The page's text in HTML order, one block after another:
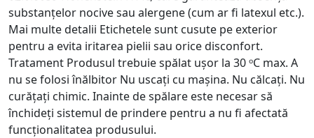
substanțelor nocive sau alergene (cum ar fi latexul etc.).
Mai multe detalii Etichetele sunt cusute pe exterior
pentru a evita iritarea pielii sau orice disconfort.
Tratament Produsul trebuie spălat ușor la 30 ᵒC max. A
nu se folosi înălbitor Nu uscați cu mașina. Nu călcați. Nu
curățați chimic. Inainte de spălare este necesar să
închideți sistemul de prindere pentru a nu fi afectată
funcționalitatea produsului.